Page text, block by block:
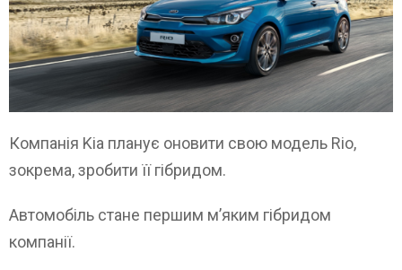
Компанія Kia планує оновити свою модель Rio,
зокрема, зробити її гібридом.
Автомобіль стане першим м’яким гібридом
компанії.